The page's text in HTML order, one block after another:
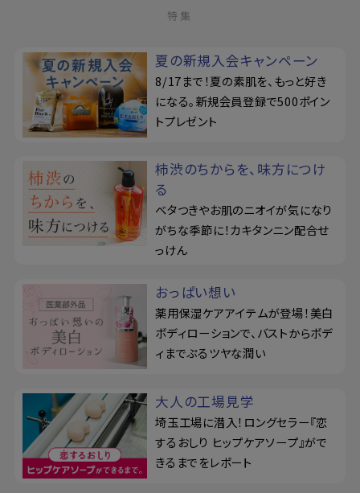
特集
夏の新規入会キャンペーン
8/17まで！夏の素肌を、もっと好き
になる。新規会員登録で500ポイン
トプレゼント
柿渋のちからを、味方につけ
る
ベタつきやお肌のニオイが気になり
がちな季節に！カキタンニン配合せ
っけん
おっぱい想い
薬用保湿ケアアイテムが登場！美白
ボディローションで、バストからボデ
ィまでぷるツヤな潤い
大人の工場見学
埼玉工場に潜入！ロングセラー『恋
するおしり ヒップケアソープ』がで
きるまでをレポート